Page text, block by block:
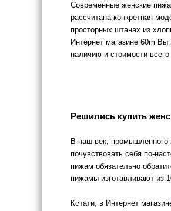
Современные женские
рассчитана конкретная
просторных штанах из
Интернет магазине 60m
наличию и стоимости
Решились купить
В наш век, промышленного
почувствовать себя по-
пижам обязательно
пижамы изготавливают из
Кстати, в Интернет